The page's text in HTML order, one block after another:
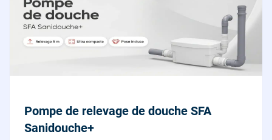
Pompe de relevage de douche SFA
Sanidouche+